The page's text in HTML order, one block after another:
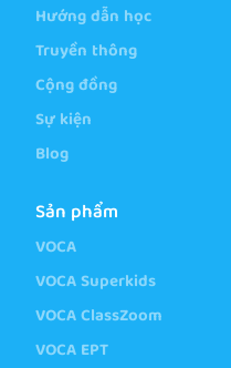
Hướng dẫn học
Truyền thông
Cộng đồng
Sự kiện
Blog
Sản phẩm
VOCA
VOCA Superkids
VOCA ClassZoom
VOCA EPT